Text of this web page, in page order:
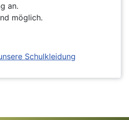
an.
möglich.
Schulkleidung